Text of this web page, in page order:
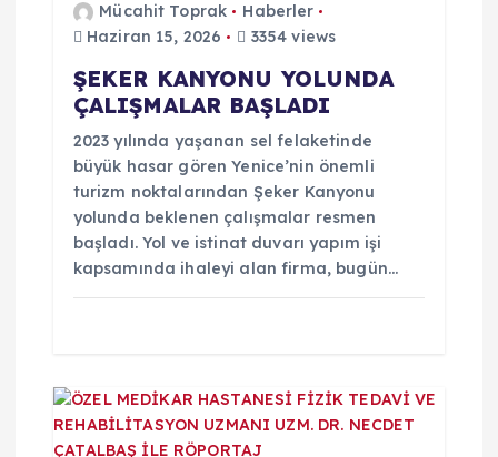
m
Mücahit Toprak
Haberler
Haziran 15, 2026
3354 views
ŞEKER KANYONU YOLUNDA
ÇALIŞMALAR BAŞLADI
2023 yılında yaşanan sel felaketinde
büyük hasar gören Yenice’nin önemli
turizm noktalarından Şeker Kanyonu
yolunda beklenen çalışmalar resmen
başladı. Yol ve istinat duvarı yapım işi
kapsamında ihaleyi alan firma, bugün…